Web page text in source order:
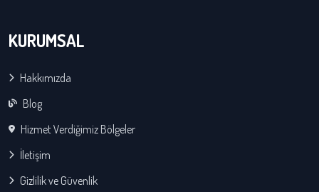
KURUMSAL
Hakkımızda
Blog
Hizmet Verdiğimiz Bölgeler
İletişim
Gizlilik ve Güvenlik